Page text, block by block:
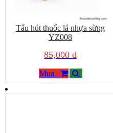
Tẩu hút thuốc lá nhựa sừng
YZ008
85,000 đ
Mua